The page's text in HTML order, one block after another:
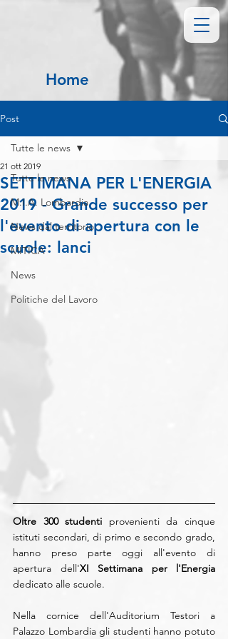
Home
Post
Tutte le news
M.I.A. Lombardia
News dal territorio
MITICA
News
Politiche del Lavoro
Tutte le news
SETTIMANA PER L'ENERGIA
2019 - Grande successo per
l'evento di apertura con le
scuole: lanci
21 ott 2019
Oltre 300 studenti provenienti da cinque
istituti secondari, di primo e secondo grado,
hanno preso parte oggi all'evento di
apertura dell'XI Settimana per l'Energia
dedicato alle scuole.
Nella cornice dell'Auditorium Testori a
Palazzo Lombardia gli studenti hanno potuto